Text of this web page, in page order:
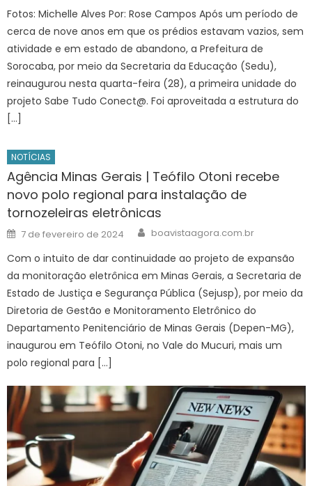
Fotos: Michelle Alves Por: Rose Campos Após um período de
cerca de nove anos em que os prédios estavam vazios, sem
atividade e em estado de abandono, a Prefeitura de
Sorocaba, por meio da Secretaria da Educação (Sedu),
reinaugurou nesta quarta-feira (28), a primeira unidade do
projeto Sabe Tudo Conect@. Foi aproveitada a estrutura do
[…]
NOTÍCIAS
Agência Minas Gerais | Teófilo Otoni recebe
novo polo regional para instalação de
tornozeleiras eletrônicas
Posted
on
7 de fevereiro de 2024 Author
boavistaagora.com.br
Com o intuito de dar continuidade ao projeto de expansão
da monitoração eletrônica em Minas Gerais, a Secretaria de
Estado de Justiça e Segurança Pública (Sejusp), por meio da
Diretoria de Gestão e Monitoramento Eletrônico do
Departamento Penitenciário de Minas Gerais (Depen-MG),
inaugurou em Teófilo Otoni, no Vale do Mucuri, mais um
polo regional para […]